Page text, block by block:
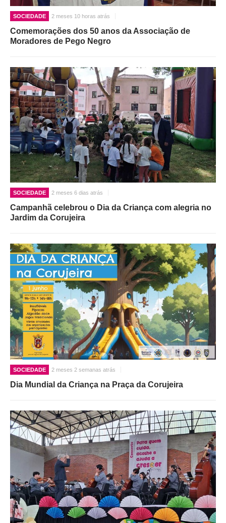
SOCIEDADE 2 meses 10 horas atrás
Comemorações dos 50 anos da Associação de
Moradores de Pego Negro
SOCIEDADE 2 meses 6 dias atrás
Campanhã celebrou o Dia da Criança com alegria no
Jardim da Corujeira
SOCIEDADE 2 meses 2 semanas atrás
Dia Mundial da Criança na Praça da Corujeira